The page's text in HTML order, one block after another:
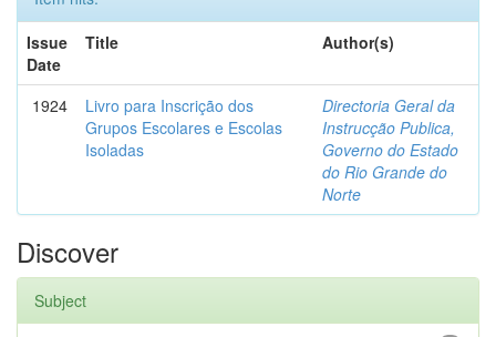
Issue
Date
Title Author(s)
1924
Livro para Inscrição dos
Grupos Escolares e Escolas
Isoladas
Directoria Geral da
Instrucção Publica,
Governo do Estado
do Rio Grande do
Norte
Discover
Subject